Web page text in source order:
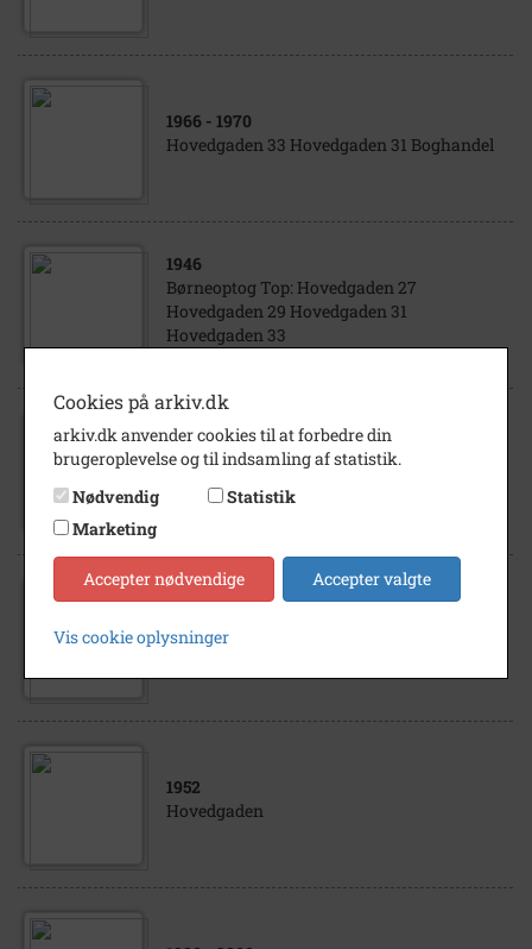
1966 - 1970
Hovedgaden 33 Hovedgaden 31 Boghandel
1946
Børneoptog Top: Hovedgaden 27
Hovedgaden 29 Hovedgaden 31
Hovedgaden 33
Hovedgaden Hovedgaden 22 Hovedgaden
25 Hovedgaden 26 Hovedgaden 28
Hovedgaden 29 Hovedgaden 31
Sportsvogne ved Hovedgaden 31, Høng
1952
Hovedgaden
Cookies på arkiv.dk
arkiv.dk anvender cookies til at forbedre din
brugeroplevelse og til indsamling af statistik.
Nødvendig
Statistik
Marketing
Accepter nødvendige Accepter valgte
Vis cookie oplysninger